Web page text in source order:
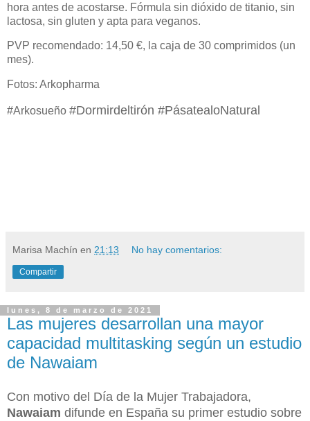
hora antes de acostarse. Fórmula sin dióxido de titanio, sin
lactosa, sin gluten y apta para veganos.
PVP recomendado: 14,50 €, la caja de 30 comprimidos (un
mes).
Fotos: Arkopharma
#Arkosueño #Dormirdeltirón #PásatealoNatural
Marisa Machín en 21:13 No hay comentarios:
Compartir
lunes, 8 de marzo de 2021
Las mujeres desarrollan una mayor
capacidad multitasking según un estudio
de Nawaiam
Con motivo del Día de la Mujer Trabajadora,
Nawaiam difunde en España su primer estudio sobre